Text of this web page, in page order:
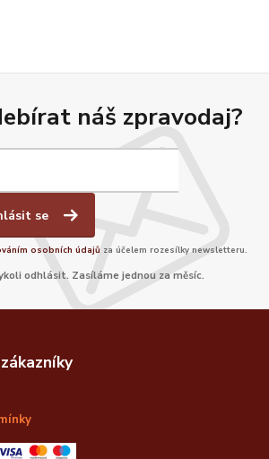
náš zpravodaj?
se
osobních údajů za účelem rozesílky newsletteru.
odhlásit. Zasíláme jednou za měsíc.